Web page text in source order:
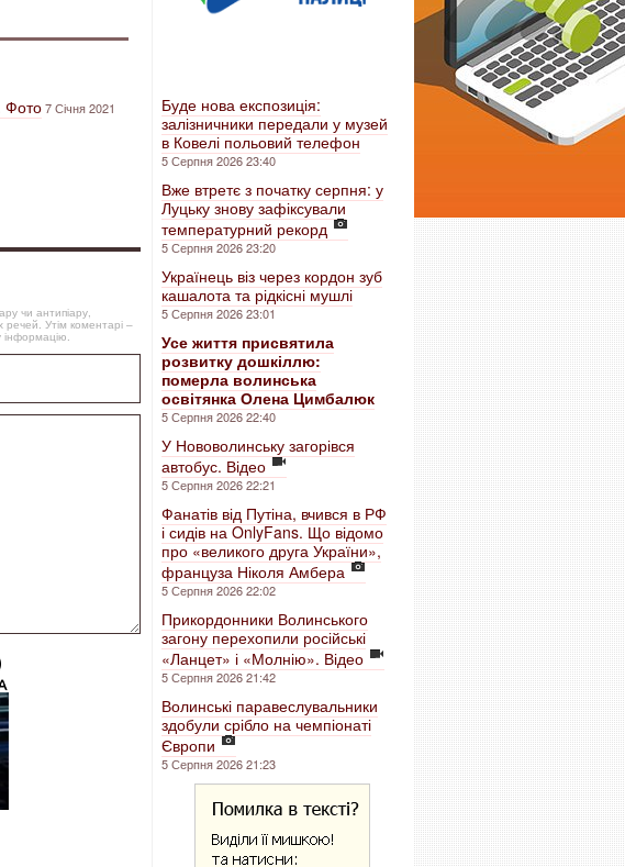
Фото7 Січня 2021
чи антипіару,
речей. Утім коментарі –
інформацію.
Буде нова експозиція:
залізничники передали у музей
в Ковелі польовий телефон
5 Серпня 2026 23:40
Вже втретє з початку серпня: у
Луцьку знову зафіксували
температурний рекорд
5 Серпня 2026 23:20
Українець віз через кордон зуб
кашалота та рідкісні мушлі
5 Серпня 2026 23:01
Усе життя присвятила
розвитку дошкіллю:
померла волинська
освітянка Олена Цимбалюк
5 Серпня 2026 22:40
У Нововолинську загорівся
автобус. Відео
5 Серпня 2026 22:21
Фанатів від Путіна, вчився в РФ
і сидів на OnlyFans. Що відомо
про «великого друга України»,
француза Ніколя Амбера
5 Серпня 2026 22:02
Прикордонники Волинського
загону перехопили російські
«Ланцет» і «Молнію». Відео
5 Серпня 2026 21:42
Волинські паравеслувальники
здобули срібло на чемпіонаті
Європи
5 Серпня 2026 21:23